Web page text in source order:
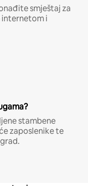
smještaj za
internetom i
stambene
zaposlenike te